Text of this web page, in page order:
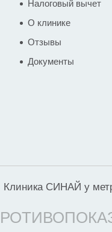
Налоговый вычет
О клинике
Отзывы
Документы
Клиника СИНАЙ у